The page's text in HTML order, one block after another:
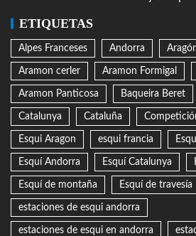
ETIQUETAS
Alpes Franceses Andorra
Aramon cerler Aramon Formigal
Aramon Panticosa Baqueira Beret
Catalunya Cataluña
Esqui Aragon esqui francia
Esquí Andorra Esquí Catalunya
Esquí de montaña Esquí de travesía
estaciones de esqui andorra
estaciones de esqui en andorra